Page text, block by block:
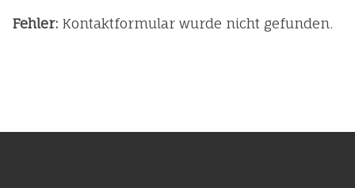
Fehler: Kontaktformular wurde nicht gefunden.